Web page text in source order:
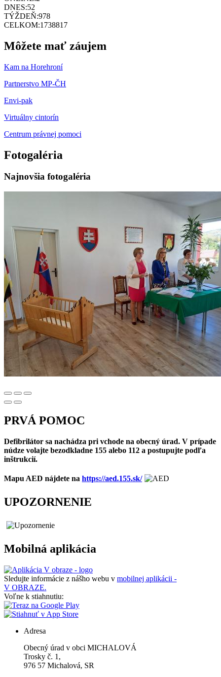
DNES:52
TÝŽDEŇ:978
CELKOM:1738817
Môžete mať záujem
Kam na Horehroní
Partnerstvo MP-ČH
Envi-pak
Virtuálny cintorín
Centrum právnej pomoci
Fotogaléria
Najnovšia fotogaléria
PRVÁ POMOC
Defibrilátor sa nachádza pri vchode na obecný úrad. V prípade
núdze volajte bezodkladne 155 alebo 112 a postupujte podľa
inštrukcií.
Mapu AED nájdete na https://aed.155.sk/
UPOZORNENIE
Mobilná aplikácia
Sledujte informácie z nášho webu v mobilnej aplikácii -
V OBRAZE.
Voľne k stiahnutiu:
Adresa
Obecný úrad v obci MICHALOVÁ
Trosky č. 1,
976 57 Michalová, SR